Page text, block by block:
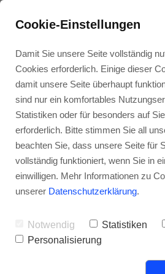
Kunden-
dienst
Energie-
wende
Über
uns
Pillipp Haustechnik
Wir steigen Ihnen
Dach und
Cookie-Einstellungen
Damit Sie unsere Seite vollständig
Cookies erforderlich. Einige dieser
damit unsere Seite überhaupt
sind nur ein komfortables
Statistiken oder für besonders auf
erforderlich. Bitte stimmen Sie all
beachten Sie, dass unsere Seite für
vollständig funktioniert, wenn Sie in
einwilligen. Mehr Informationen zu
unserer Datenschutzerklärung.
Notwendig Statistiken
Personalisierung